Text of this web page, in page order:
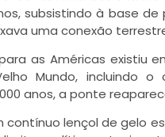
subsistindo à base
uma conexão
as Américas existiu
Mundo, incluindo
anos, a ponte
lençol de gelo